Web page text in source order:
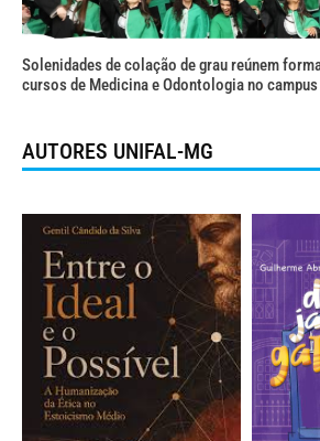
Solenidades de colação de grau reúnem
cursos de Medicina e Odontologia no campus
AUTORES UNIFAL-MG